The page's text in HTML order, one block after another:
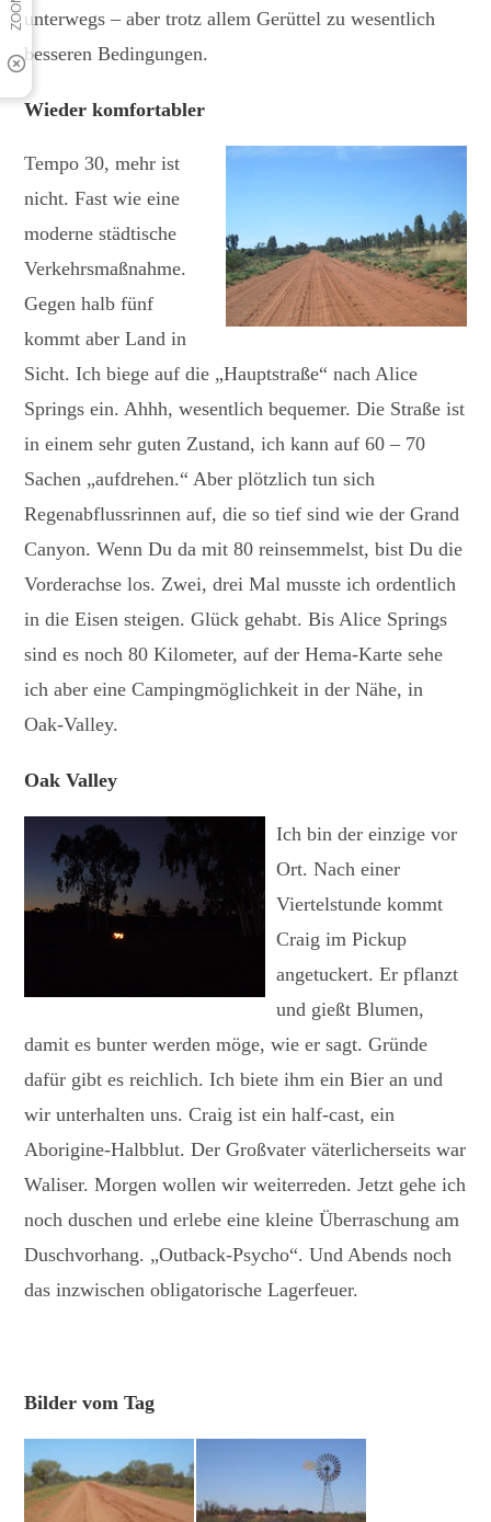
unterwegs – aber trotz allem Gerüttel zu wesentlich
besseren Bedingungen.
Wieder komfortabler
Tempo 30, mehr ist
nicht. Fast wie eine
moderne städtische
Verkehrsmaßnahme.
Gegen halb fünf
kommt aber Land in
Sicht. Ich biege auf die „Hauptstraße“ nach Alice
Springs ein. Ahhh, wesentlich bequemer. Die Straße ist
in einem sehr guten Zustand, ich kann auf 60 – 70
Sachen „aufdrehen.“ Aber plötzlich tun sich
Regenabflussrinnen auf, die so tief sind wie der Grand
Canyon. Wenn Du da mit 80 reinsemmelst, bist Du die
Vorderachse los. Zwei, drei Mal musste ich ordentlich
in die Eisen steigen. Glück gehabt. Bis Alice Springs
sind es noch 80 Kilometer, auf der Hema-Karte sehe
ich aber eine Campingmöglichkeit in der Nähe, in
Oak-Valley.
Oak Valley
Ich bin der einzige vor
Ort. Nach einer
Viertelstunde kommt
Craig im Pickup
angetuckert. Er pflanzt
und gießt Blumen,
damit es bunter werden möge, wie er sagt. Gründe
dafür gibt es reichlich. Ich biete ihm ein Bier an und
wir unterhalten uns. Craig ist ein half-cast, ein
Aborigine-Halbblut. Der Großvater väterlicherseits war
Waliser. Morgen wollen wir weiterreden. Jetzt gehe ich
noch duschen und erlebe eine kleine Überraschung am
Duschvorhang. „Outback-Psycho“. Und Abends noch
das inzwischen obligatorische Lagerfeuer.
Bilder vom Tag